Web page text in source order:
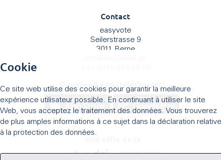
Contact
easyvote
Seilerstrasse 9
3011 Berne
Download App (télécharger)
Cookie
Ce site web utilise des cookies pour garantir la meilleure
expérience utilisateur possible. En continuant à utiliser le site
Web, vous acceptez le traitement des données. Vous trouverez
de plus amples informations à ce sujet dans la déclaration relative
à la protection des données.